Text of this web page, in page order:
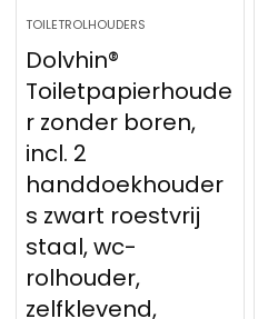
TOILETROLHOUDERS
Dolvhin®
Toiletpapierhoude
r zonder boren,
incl. 2
handdoekhouder
s zwart roestvrij
staal, wc-
rolhouder,
zelfklevend,